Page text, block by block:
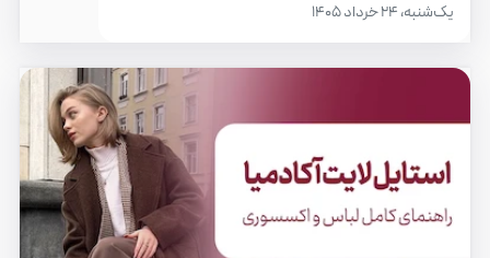
یک‌شنبه، ۲۴ خرداد ۱۴۰۵